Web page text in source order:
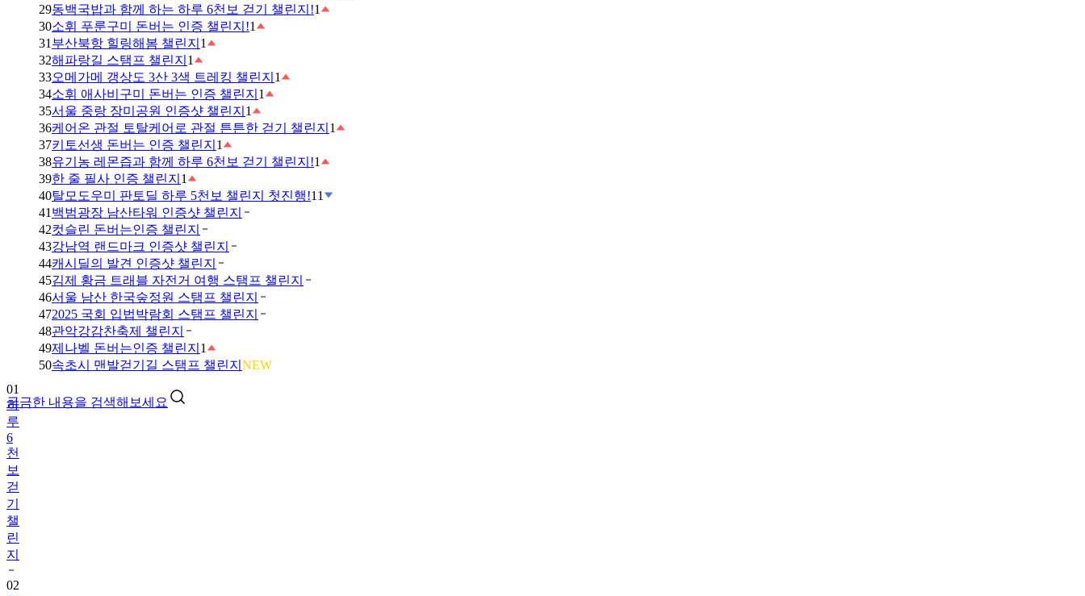
29동백국밥과 함께 하는 하루 6천보 걷기 챌린지!1
30소휘 푸룬구미 돈버는 인증 챌린지!1
31 부산북항 힐링해봄 챌린지 1
32해파랑길 스탬프 챌린지 1
33오메가메 갱상도 3산 3색 트레킹 챌린지 1
34소휘 애사비구미 돈버는 인증 챌린지 1
35서울 중랑 장미공원 인증샷 챌린지 1
36케어온 관절 토탈케어로 관절 튼튼한 걷기 챌린지 1
37키토선생 돈버는 인증 챌린지 1
38유기농 레몬즙과 함께 하루 6천보 걷기 챌린지!1
39한 줄 필사 인증 챌린지 1
40탈모도우미 판토딜 하루 5천보 챌린지 첫진행!11
41 백범광장 남산타워 인증샷 챌린지
42컷슬린 돈버는인증 챌린지
43강남역 랜드마크 인증샷 챌린지
44캐시딜의 발견 인증샷 챌린지
45김제 황금 트래블 자전거 여행 스탬프 챌린지
46서울 남산 한국숲정원 스탬프 챌린지
472025 국회 입법박람회 스탬프 챌린지
48관악강감찬축제 챌린지
49제나벨 돈버는인증 챌린지 1
50속초시 맨발걷기길 스탬프 챌린지 NEW
궁금한 내용을 검색해보세요
루
6
천
보
걷
기
챌
린
지
02
트
로